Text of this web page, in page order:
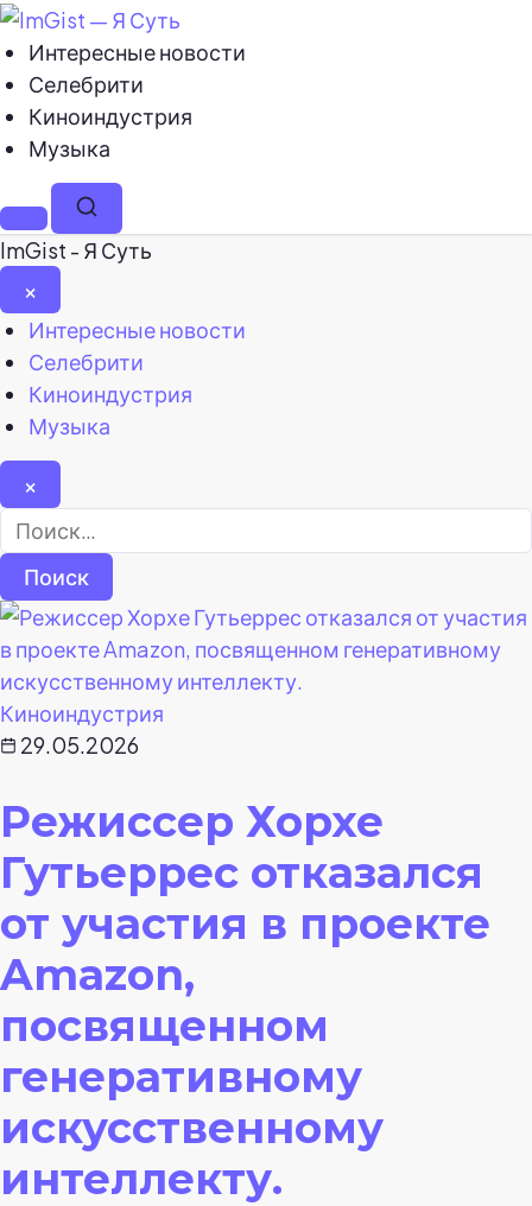
Интересные новости
Селебрити
Киноиндустрия
Музыка
МенюПоиск
ImGist - Я Суть
×
Закрыть
меню
Интересные новости
Селебрити
Киноиндустрия
Музыка
×
Найти:
Киноиндустрия
29.05.2026
Режиссер Хорхе
Гутьеррес отказался
от участия в проекте
Amazon,
посвященном
генеративному
искусственному
интеллекту.